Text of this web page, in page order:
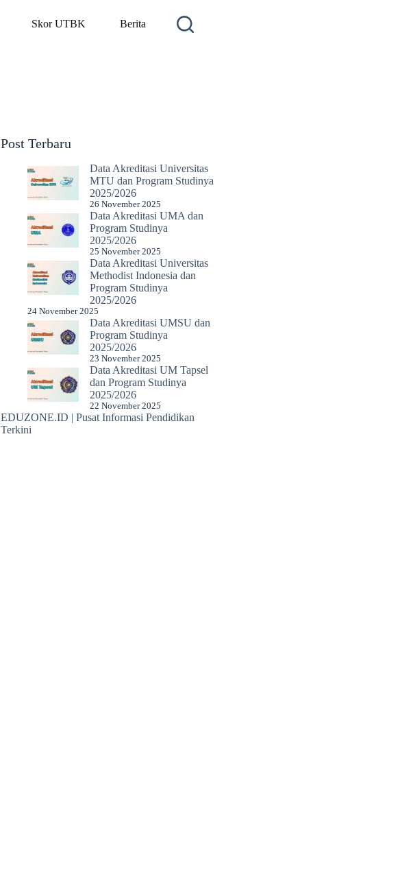
Skor UTBK Berita
Post Terbaru
Data Akreditasi Universitas
MTU dan Program Studinya
2025/2026
26 November 2025
Data Akreditasi UMA dan
Program Studinya
2025/2026
25 November 2025
Data Akreditasi Universitas
Methodist Indonesia dan
Program Studinya
2025/2026
24 November 2025
Data Akreditasi UMSU dan
Program Studinya
2025/2026
23 November 2025
Data Akreditasi UM Tapsel
dan Program Studinya
2025/2026
22 November 2025
EDUZONE.ID | Pusat Informasi Pendidikan
Terkini